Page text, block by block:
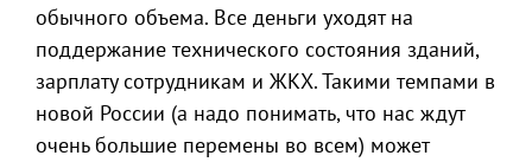
обычного объема. Все деньги уходят на
поддержание технического состояния зданий,
зарплату сотрудникам и ЖКХ. Такими темпами в
новой России (а надо понимать, что нас ждут
очень большие перемены во всем) может